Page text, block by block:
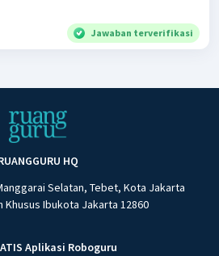
Jawaban terverifikasi
HQ
Selatan, Tebet, Kota Jakarta
Khusus Ibukota Jakarta 12860
Aplikasi Roboguru